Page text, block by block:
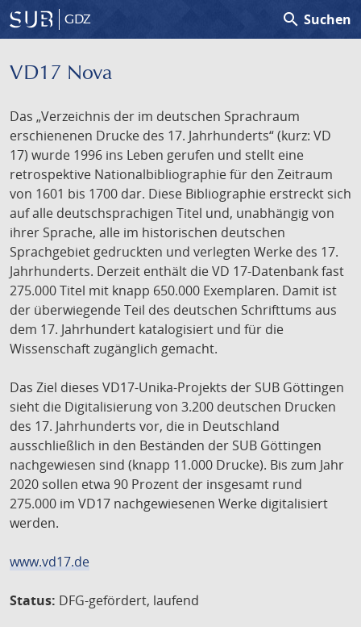
GDZ search Suchen
VD17 Nova
Das „Verzeichnis der im deutschen Sprachraum
erschienenen Drucke des 17. Jahrhunderts“ (kurz: VD
17) wurde 1996 ins Leben gerufen und stellt eine
retrospektive Nationalbibliographie für den Zeitraum
von 1601 bis 1700 dar. Diese Bibliographie erstreckt sich
auf alle deutschsprachigen Titel und, unabhängig von
ihrer Sprache, alle im historischen deutschen
Sprachgebiet gedruckten und verlegten Werke des 17.
Jahrhunderts. Derzeit enthält die VD 17-Datenbank fast
275.000 Titel mit knapp 650.000 Exemplaren. Damit ist
der überwiegende Teil des deutschen Schrifttums aus
dem 17. Jahrhundert katalogisiert und für die
Wissenschaft zugänglich gemacht.
Das Ziel dieses VD17-Unika-Projekts der SUB Göttingen
sieht die Digitalisierung von 3.200 deutschen Drucken
des 17. Jahrhunderts vor, die in Deutschland
ausschließlich in den Beständen der SUB Göttingen
nachgewiesen sind (knapp 11.000 Drucke). Bis zum Jahr
2020 sollen etwa 90 Prozent der insgesamt rund
275.000 im VD17 nachgewiesenen Werke digitalisiert
werden.
www.vd17.de
Status: DFG-gefördert, laufend